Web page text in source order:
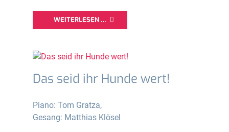
WEITERLESEN …
Das seid ihr Hunde wert!
Piano: Tom Gratza,
Gesang: Matthias Klösel